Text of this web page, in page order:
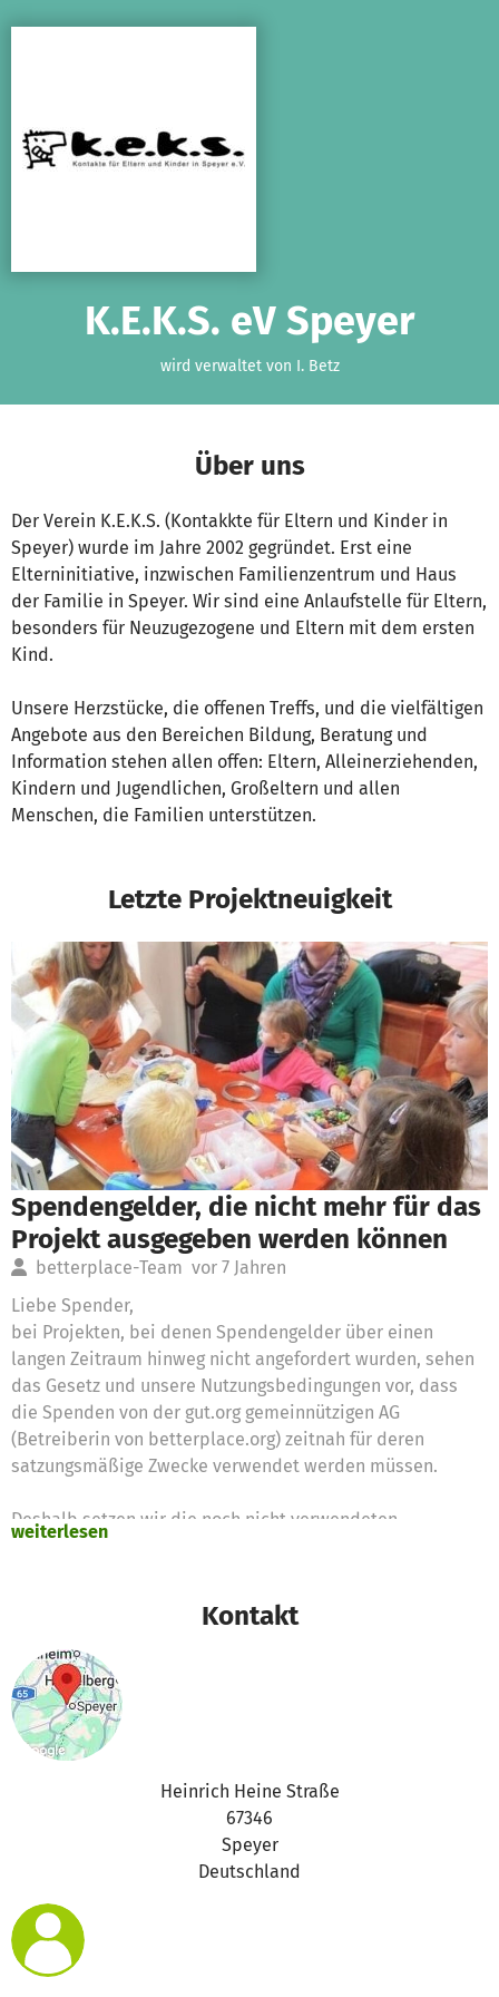
K.E.K.S. eV Speyer
wird verwaltet von I. Betz
Über uns
Der Verein K.E.K.S. (Kontakkte für Eltern und Kinder in
Speyer) wurde im Jahre 2002 gegründet. Erst eine
Elterninitiative, inzwischen Familienzentrum und Haus
der Familie in Speyer. Wir sind eine Anlaufstelle für Eltern,
besonders für Neuzugezogene und Eltern mit dem ersten
Kind.
Unsere Herzstücke, die offenen Treffs, und die vielfältigen
Angebote aus den Bereichen Bildung, Beratung und
Information stehen allen offen: Eltern, Alleinerziehenden,
Kindern und Jugendlichen, Großeltern und allen
Menschen, die Familien unterstützen.
Letzte Projektneuigkeit
Spendengelder, die nicht mehr für das
Projekt ausgegeben werden können
betterplace-Team vor 7 Jahren
Liebe Spender,
bei Projekten, bei denen Spendengelder über einen
langen Zeitraum hinweg nicht angefordert wurden, sehen
das Gesetz und unsere Nutzungsbedingungen vor, dass
die Spenden von der gut.org gemeinnützigen AG
(Betreiberin von betterplace.org) zeitnah für deren
satzungsmäßige Zwecke verwendet werden müssen.
Deshalb setzen wir die noch nicht verwendeten
Vielen Dank für Eure Unterstützung,
das betterplace.org-Team
weiterlesen
Kontakt
Heinrich Heine Straße
67346
Speyer
Deutschland